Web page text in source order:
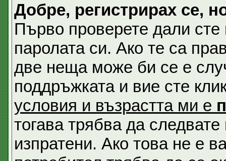
Добре, регистрирах се,
Първо проверете дали
паролата си. Ако те са
две неща може би се е
поддръжката и вие сте
условия и възрастта ми е
тогава трябва да
изпратени. Ако това не е